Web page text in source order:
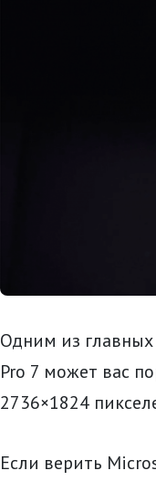
Одним из главных
Pro 7 может вас
2736×1824
Если верить